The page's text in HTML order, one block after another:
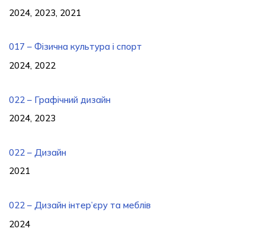
2024, 2023, 2021
017 – Фізична культура і спорт
2024, 2022
022 – Графічний дизайн
2024, 2023
022 – Дизайн
2021
022 – Дизайн інтер’єру та меблів
2024